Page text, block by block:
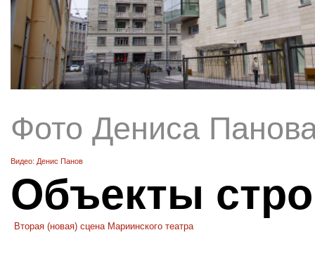
Фото Дениса
Видео: Денис Панов
Объекты
Вторая (новая) сцена Мариинского театра